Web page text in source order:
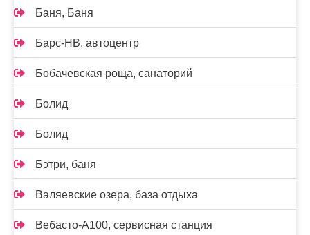
Баня, Баня
Барс-НВ, автоцентр
Бобачевская роща, санаторий
Болид
Болид
Бэтри, баня
Валяевские озера, база отдыха
Вебасто-А100, сервисная станция